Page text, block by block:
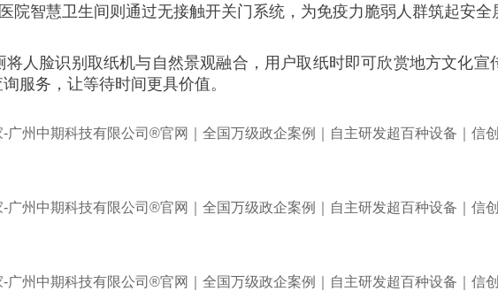
院智慧卫生间则通过无接触开关门系统，为免疫力脆弱人群筑起安全
人脸识别取纸机与自然景观融合，用户取纸时即可欣赏地方文化宣
服务，让等待时间更具价值。